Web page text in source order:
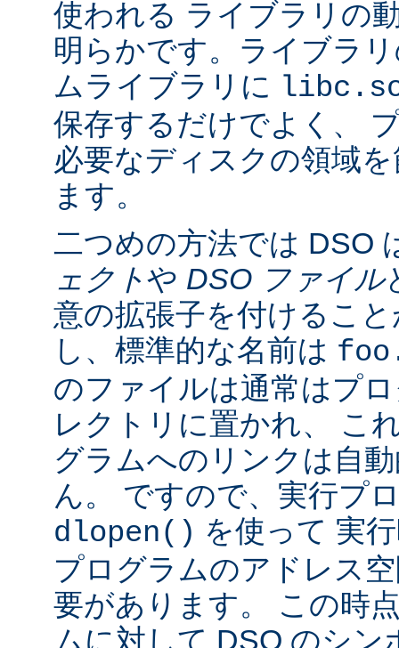
使われる ライブラリの
明らかです。ライブラ
ムライブラリに
保存するだけでよく、
必要なディスクの領域
ます。
二つめの方法では DSO
ェクトや DSO ファイル
意の拡張子を付けるこ
し、標準的な名前は
のファイルは通常はプ
レクトリに置かれ、 こ
グラムへのリンクは自
ん。 ですので、実行プ
dlopen() を使って 実
プログラムのアドレス
要があります。 この時
ムに対して DSO のシン